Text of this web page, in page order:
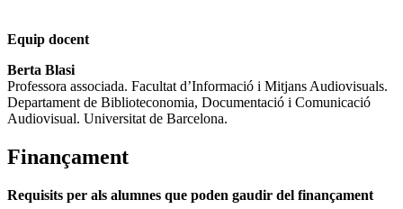
Equip docent
Berta Blasi
Professora associada. Facultat d’Informació i Mitjans Audiovisuals.
Departament de Biblioteconomia, Documentació i Comunicació
Audiovisual. Universitat de Barcelona.
Finançament
Requisits per als alumnes que poden gaudir del finançament